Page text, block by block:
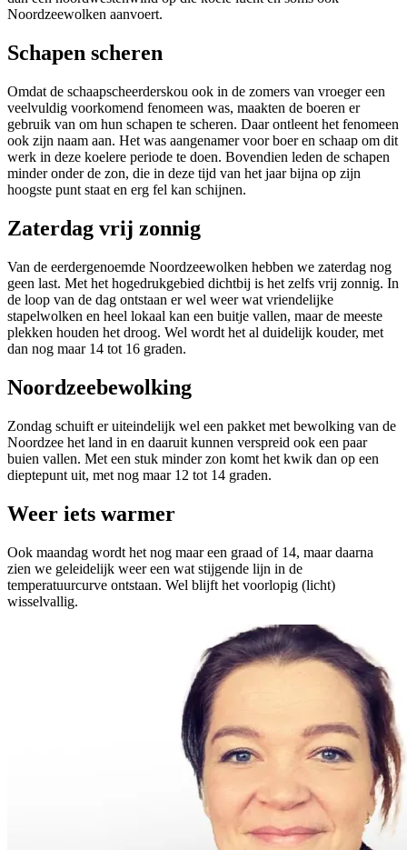
Noordzeewolken aanvoert.
Schapen scheren
Omdat de schaapscheerderskou ook in de zomers van vroeger een
veelvuldig voorkomend fenomeen was, maakten de boeren er
gebruik van om hun schapen te scheren. Daar ontleent het fenomeen
ook zijn naam aan. Het was aangenamer voor boer en schaap om dit
werk in deze koelere periode te doen. Bovendien leden de schapen
minder onder de zon, die in deze tijd van het jaar bijna op zijn
hoogste punt staat en erg fel kan schijnen.
Zaterdag vrij zonnig
Van de eerdergenoemde Noordzeewolken hebben we zaterdag nog
geen last. Met het hogedrukgebied dichtbij is het zelfs vrij zonnig. In
de loop van de dag ontstaan er wel weer wat vriendelijke
stapelwolken en heel lokaal kan een buitje vallen, maar de meeste
plekken houden het droog. Wel wordt het al duidelijk kouder, met
dan nog maar 14 tot 16 graden.
Noordzeebewolking
Zondag schuift er uiteindelijk wel een pakket met bewolking van de
Noordzee het land in en daaruit kunnen verspreid ook een paar
buien vallen. Met een stuk minder zon komt het kwik dan op een
dieptepunt uit, met nog maar 12 tot 14 graden.
Weer iets warmer
Ook maandag wordt het nog maar een graad of 14, maar daarna
zien we geleidelijk weer een wat stijgende lijn in de
temperatuurcurve ontstaan. Wel blijft het voorlopig (licht)
wisselvallig.